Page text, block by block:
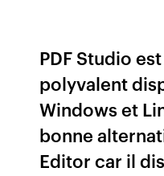
PDF Studio
polyvalent
Windows et
bonne
Editor car il